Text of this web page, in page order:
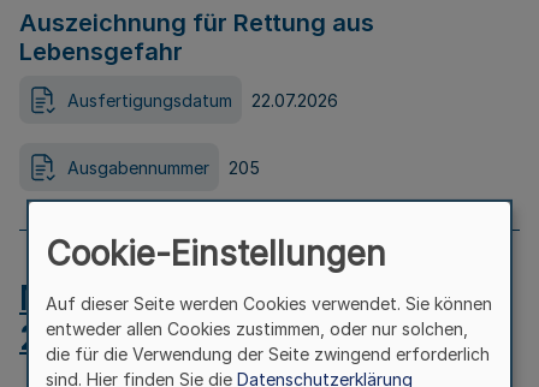
Auszeichnung für Rettung aus
Lebensgefahr
Ausfertigungsdatum 22.07.2026
Ausgabennummer 205
MB.NRW 2026 Nr. 204 vom
24.07.2026
Cookie-Einstellungen
Auf dieser Seite werden Cookies verwendet. Sie können
entweder allen Cookies zustimmen, oder nur solchen,
die für die Verwendung der Seite zwingend erforderlich
sind. Hier finden Sie die Datenschutzerklärung